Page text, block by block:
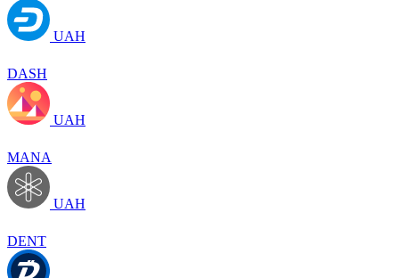
UAH
DASH
UAH
MANA
UAH
DENT